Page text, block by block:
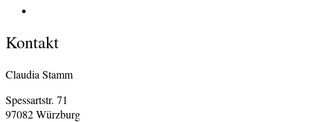
Kontakt
Claudia Stamm
Spessartstr. 71
97082 Würzburg